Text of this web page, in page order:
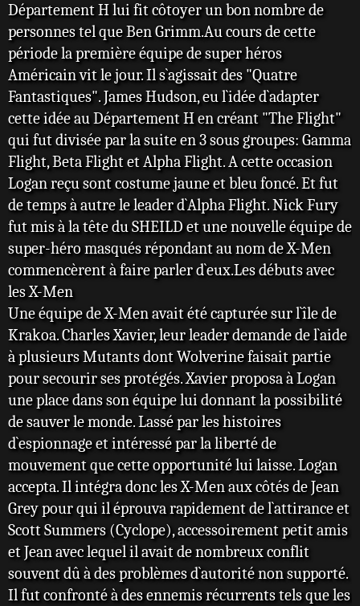
Département H lui fit côtoyer un bon nombre de
personnes tel que Ben Grimm.Au cours de cette
période la première équipe de super héros
Américain vit le jour. Il s`agissait des "Quatre
Fantastiques". James Hudson, eu l`idée d`adapter
cette idée au Département H en créant "The Flight"
qui fut divisée par la suite en 3 sous groupes: Gamma
Flight, Beta Flight et Alpha Flight. A cette occasion
Logan reçu sont costume jaune et bleu foncé. Et fut
de temps à autre le leader d`Alpha Flight. Nick Fury
fut mis à la tête du SHEILD et une nouvelle équipe de
super-héro masqués répondant au nom de X-Men
commencèrent à faire parler d`eux.Les débuts avec
les X-Men
Une équipe de X-Men avait été capturée sur l`île de
Krakoa. Charles Xavier, leur leader demande de l`aide
à plusieurs Mutants dont Wolverine faisait partie
pour secourir ses protégés. Xavier proposa à Logan
une place dans son équipe lui donnant la possibilité
de sauver le monde. Lassé par les histoires
d`espionnage et intéressé par la liberté de
mouvement que cette opportunité lui laisse. Logan
accepta. Il intégra donc les X-Men aux côtés de Jean
Grey pour qui il éprouva rapidement de l`attirance et
Scott Summers (Cyclope), accessoirement petit amis
et Jean avec lequel il avait de nombreux conflit
souvent dû à des problèmes d`autorité non supporté.
Il fut confronté à des ennemis récurrents tels que les